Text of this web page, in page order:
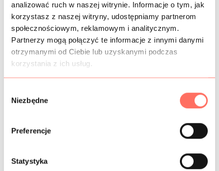
analizować ruch w naszej witrynie. Informacje o tym, jak
korzystasz z naszej witryny, udostępniamy partnerom
społecznościowym, reklamowym i analitycznym.
Partnerzy mogą połączyć te informacje z innymi danymi
otrzymanymi od Ciebie lub uzyskanymi podczas
korzystania z ich usług.
Niezbędne
Preferencje
Statystyka
Najwyższej klasy kaszmir 100% produkcji LORO PIANA.
Tkanina z miękkim włoskiem. Kolor brudny róż z
odcieniem liliowym.
Materiał jest miękki, odporny na zagniecenia. Posiada
właściwości higroskopijne, komfortowy w użytkowaniu.
Ta wyjątkowa tkanina kaszmirowa dedykowana jest na:
okrycia wierzchnie, płaszcze, trencze, peleryny, poncza,
Produkt klasy premium. Pochodzenie Włochy.
SKŁAD